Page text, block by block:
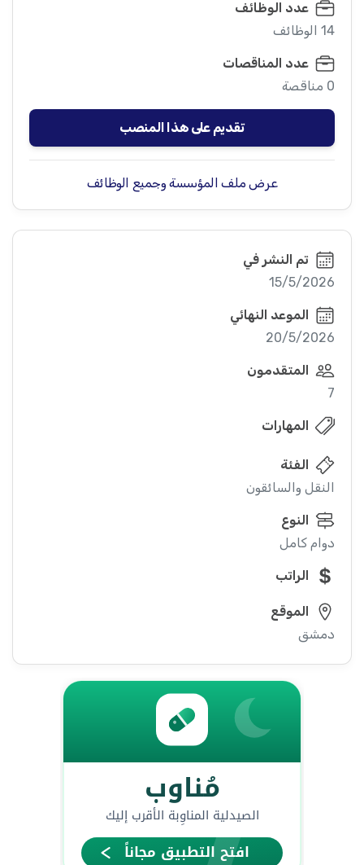
عدد الوظائف
14 الوظائف
عدد المناقصات
0 مناقصة
تقديم على هذا المنصب
عرض ملف المؤسسة وجميع الوظائف
تم النشر في
15/5/2026
الموعد النهائي
20/5/2026
المتقدمون
7
المهارات
الفئة
النقل والسائقون
النوع
دوام كامل
الراتب
الموقع
دمشق